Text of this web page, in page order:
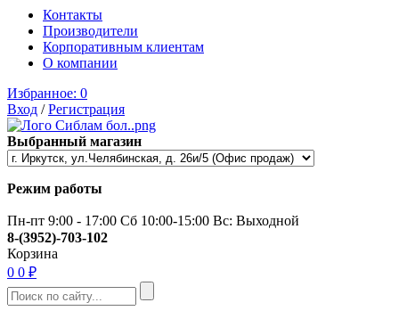
Контакты
Производители
Корпоративным клиентам
О компании
Избранное: 0
Вход /Регистрация
Выбранный магазин
Режим работы
Пн-пт 9:00 - 17:00 Сб 10:00-15:00 Вс: Выходной
8-(3952)-703-102
Корзина
0 0 ₽